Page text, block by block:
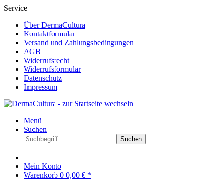
Service
Über DermaCultura
Kontaktformular
Versand und Zahlungsbedingungen
AGB
Widerrufsrecht
Widerrufsformular
Datenschutz
Impressum
Menü
Suchen
Suchen
Mein Konto
Warenkorb 0 0,00 € *